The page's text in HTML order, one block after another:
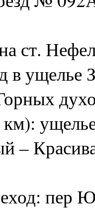
ст.
в ущелье
км):
–
пер